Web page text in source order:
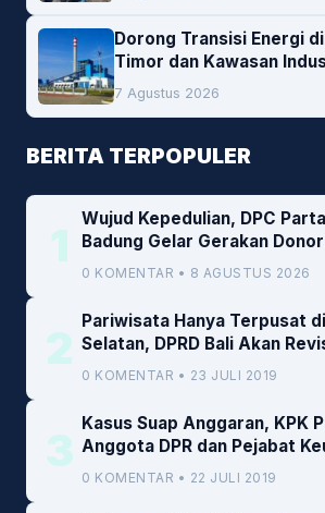
Dorong Transisi Energi di
Timor dan Kawasan
Peluang Investasi
Cofiring PLTU Bolok
7 Agustus 2026
BERITA TERPOPULER
1
Wujud Kepedulian, DPC
Badung Gelar Gerakan
0 KOMENTAR • 8 AGUSTUS 2026
2
Pariwisata Hanya Terpusat
Selatan, DPRD Bali Akan
0 KOMENTAR • 23 JULI 2019
3
Kasus Suap Anggaran, KPK
Anggota DPR dan Pejabat
Kemenkeu
0 KOMENTAR • 22 JULI 2019